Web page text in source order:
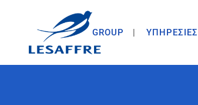
GROUP ΥΠΗΡΕΣΙΕΣ